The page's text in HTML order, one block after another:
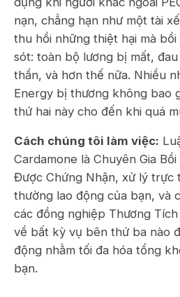
nạn, chẳng hạn như một tài
thu hồi những thiệt hại mà
sót: toàn bộ lương bị mất,
thần, và hơn thế nữa. Nhiều
Energy bị thương không bao
thứ hai này cho đến khi quá
Cách chúng tôi làm việc:
Cardamone là Chuyên Gia
Được Chứng Nhận, xử lý trực
thường lao động của bạn, và
các đồng nghiệp Thương
về bất kỳ vụ bên thứ ba nào
động nhằm tối đa hóa tổng
bạn.